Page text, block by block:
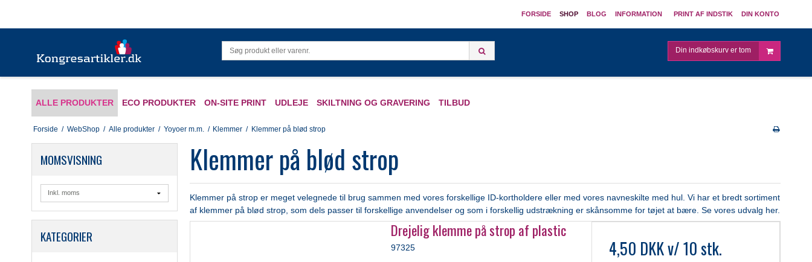
FORSIDE SHOP BLOG INFORMATION PRINT AF INDSTIK DIN KONTO
Din indkøbskurv er tom
ALLE PRODUKTER ECO PRODUKTER ON-SITE PRINT UDLEJE SKILTNING OG GRAVERING TILBUD
Forside / WebShop / Alle produkter / Yoyoer m.m. / Klemmer / Klemmer på blød strop
MOMSVISNING
KATEGORIER
Klemmer på blød strop
Klemmer på strop er meget velegnede til brug sammen med vores forskellige ID-kortholdere eller med vores navneskilte med hul. Vi har et bredt sortiment
af klemmer på blød strop, som dels passer til forskellige anvendelser og som i forskellig udstrækning er skånsomme for tøjet at bære. Se vores udvalg her.
Drejelig klemme på strop af plastic
97325 4,50 DKKv/ 10 stk.